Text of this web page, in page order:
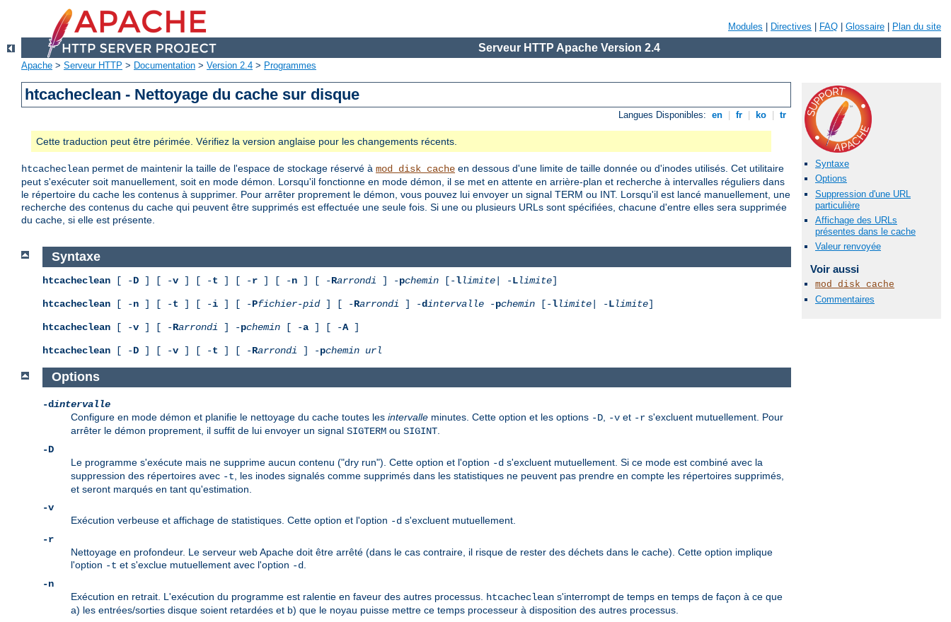
Modules Directives FAQ Glossaire Plan du site
Serveur HTTP Apache Version 2.4
Apache > Serveur HTTP > Documentation > Version 2.4 > Programmes
htcacheclean - Nettoyage du cache sur disque
Langues Disponibles: en fr ko tr
Cette traduction peut être périmée. Vérifiez la version anglaise pour les changements récents.
htcacheclean permet de maintenir la taille de l'espace de stockage réservé à mod_disk_cache en dessous d'une limite de taille donnée ou d'inodes utilisés. Cet utilitaire
peut s'exécuter soit manuellement, soit en mode démon. Lorsqu'il fonctionne en mode démon, il se met en attente en arrière-plan et recherche à intervalles réguliers dans
le répertoire du cache les contenus à supprimer. Pour arrêter proprement le démon, vous pouvez lui envoyer un signal TERM ou INT. Lorsqu'il est lancé manuellement, une
recherche des contenus du cache qui peuvent être supprimés est effectuée une seule fois. Si une ou plusieurs URLs sont spécifiées, chacune d'entre elles sera supprimée
du cache, si elle est présente.
Syntaxe
Options
Suppression d'une URL
particulière
Affichage des URLs
présentes dans le cache
Valeur renvoyée
Voir aussi
mod_disk_cache
Commentaires
Syntaxe
htcacheclean [ -D ] [ -v ] [ -t ] [ -r ] [ -n ] [ -Rarrondi ] -pchemin [-llimite | -Llimite]
htcacheclean [ -n ] [ -t ] [ -i ] [ -Pfichier-pid] [ -Rarrondi ] -dintervalle -pchemin [-llimite | -Llimite]
htcacheclean [ -v ] [ -Rarrondi ] -pchemin [ -a ] [ -A]
htcacheclean [ -D ] [ -v ] [ -t ] [ -Rarrondi ] -pchemin url
Options
-dintervalle
Configure en mode démon et planifie le nettoyage du cache toutes les intervalle minutes. Cette option et les options -D -v et -r s'excluent mutuellement. Pour
arrêter le démon proprement, il suffit de lui envoyer un signal SIGTERM ou SIGINT
-D
Le programme s'exécute mais ne supprime aucun contenu ("dry run"). Cette option et l'option -d s'excluent mutuellement. Si ce mode est combiné avec la
suppression des répertoires avec -t , les inodes signalés comme supprimés dans les statistiques ne peuvent pas prendre en compte les répertoires supprimés,
et seront marqués en tant qu'estimation.
-v
Exécution verbeuse et affichage de statistiques. Cette option et l'option -d s'excluent mutuellement.
-r
Nettoyage en profondeur. Le serveur web Apache doit être arrêté (dans le cas contraire, il risque de rester des déchets dans le cache). Cette option implique
l'option -t et s'exclue mutuellement avec l'option -d
-n
Exécution en retrait. L'exécution du programme est ralentie en faveur des autres processus.
htcacheclean s'interrompt de temps en temps de façon à ce que
a) les entrées/sorties disque soient retardées et b) que le noyau puisse mettre ce temps processeur à disposition des autres processus.